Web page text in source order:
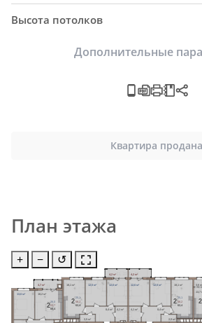
Высота потолков
Дополнительные
Квартира продана
План этажа
+ − ↺
13,6 м² 18,2 м²
18,1 м² 12,5 м² 12,6 м²
4,1 м²
8,4 м²
2,5 м²
18,1 м²
12,5 м²
12,6 м²
4,1 м² 8,4 м²
2,5 м²
13,7
4,7 м²
4,2 м² 4,2 м²
3,6 м²
2
26,0
61,7
66,4
2
25,1
58,2
62,4
2
25,1
58,2
62,4
2